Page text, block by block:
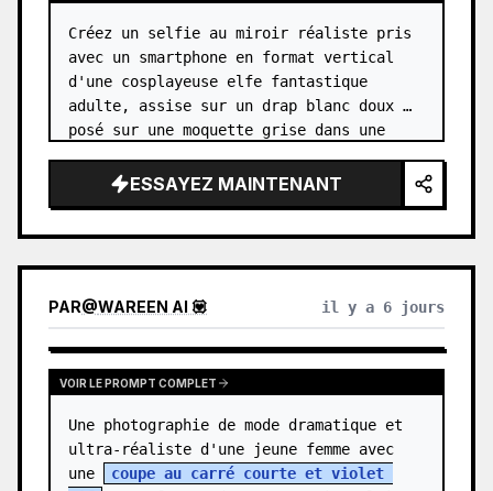
Créez un selfie au miroir réaliste pris
avec un smartphone en format vertical
d'une cosplayeuse elfe fantastique
adulte, assise sur un drap blanc doux
posé sur une moquette grise dans une
sujet est {argument name="characte…
ESSAYEZ MAINTENANT
PAR@WAREEN AI 💟 il y a 6 jours
VOIR LE PROMPT COMPLET
Une photographie de mode dramatique et
ultra-réaliste d'une jeune femme avec
une
coupe au carré courte et violet